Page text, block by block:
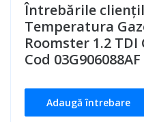
Întrebările
Temperatura
Roomster 1.2 TDI
Cod
Adaugă întrebare